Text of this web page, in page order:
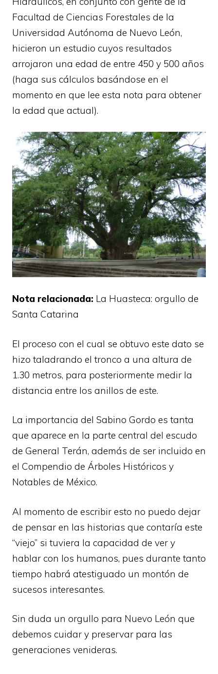
Facultad de Ciencias Forestales de la
Universidad Autónoma de Nuevo León,
hicieron un estudio cuyos resultados
arrojaron una edad de entre 450 y 500 años
(haga sus cálculos basándose en el
momento en que lee esta nota para obtener
la edad que actual).
Nota relacionada: La Huasteca: orgullo de
Santa Catarina
El proceso con el cual se obtuvo este dato se
hizo taladrando el tronco a una altura de
1.30 metros, para posteriormente medir la
distancia entre los anillos de este.
La importancia del Sabino Gordo es tanta
que aparece en la parte central del escudo
de General Terán, además de ser incluido en
el Compendio de Árboles Históricos y
Notables de México.
Al momento de escribir esto no puedo dejar
de pensar en las historias que contaría este
“viejo” si tuviera la capacidad de ver y
hablar con los humanos, pues durante tanto
tiempo habrá atestiguado un montón de
sucesos interesantes.
Sin duda un orgullo para Nuevo León que
debemos cuidar y preservar para las
generaciones venideras.